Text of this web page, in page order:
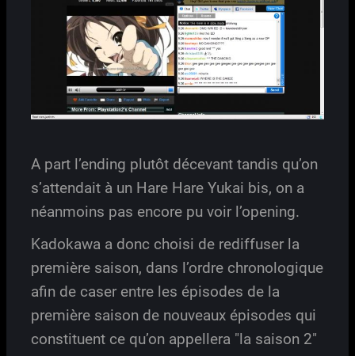
A part l’ending plutôt décevant tandis qu’on
s’attendait à un Hare Hare Yukai bis, on a
néanmoins pas encore pu voir l’opening.
Kadokawa a donc choisi de rediffuser la
première saison, dans l’ordre chronologique
afin de caser entre les épisodes de la
première saison de nouveaux épisodes qui
constituent ce qu’on appellera "la saison 2"